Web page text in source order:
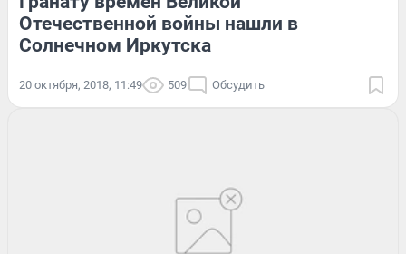
Отечественной войны нашли в
Солнечном Иркутска
20 октября, 2018, 11:49 509 Обсудить